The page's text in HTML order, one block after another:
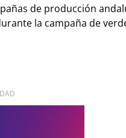
de producción
la campaña de